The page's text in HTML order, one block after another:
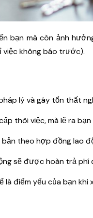
bạn mà còn ảnh
việc không báo trước).
lý và gây tổn thất
thôi việc, mà lẽ ra
theo hợp đồng lao
sẽ được hoàn trả phí
điểm yếu của bạn khi